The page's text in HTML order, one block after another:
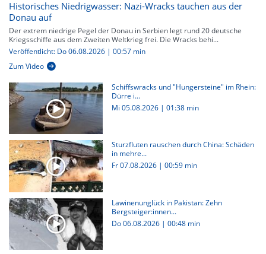
Historisches Niedrigwasser: Nazi-Wracks tauchen aus der
Donau auf
Der extrem niedrige Pegel der Donau in Serbien legt rund 20 deutsche
Kriegsschiffe aus dem Zweiten Weltkrieg frei. Die Wracks behi...
Veröffentlicht: Do 06.08.2026 | 00:57 min
Zum Video
Schiffswracks und "Hungersteine" im Rhein:
Dürre i...
Mi 05.08.2026 | 01:38 min
Sturzfluten rauschen durch China: Schäden
in mehre...
Fr 07.08.2026 | 00:59 min
Lawinenunglück in Pakistan: Zehn
Bergsteiger:innen...
Do 06.08.2026 | 00:48 min